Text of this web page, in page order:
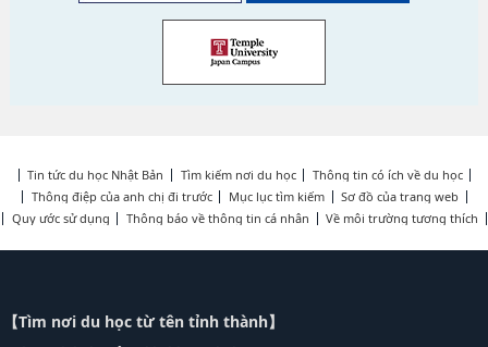
Tin tức du học Nhật Bản Tìm kiếm nơi du học
Thông tin có ích về du học
Thông điệp của anh chị đi trước
Mục lục tìm kiếm
Sơ đồ của trang web
Quy ước sử dụng
Thông báo về thông tin cá nhân Về môi trường tương thích
【Tìm nơi du học từ tên tỉnh thành】